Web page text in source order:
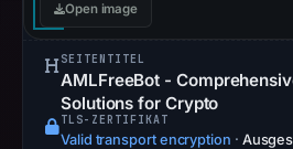
Open image
SEITENTITEL
AMLFreeBot -
Solutions for Crypto
TLS-ZERTIFIKAT
Valid transport encryption ·